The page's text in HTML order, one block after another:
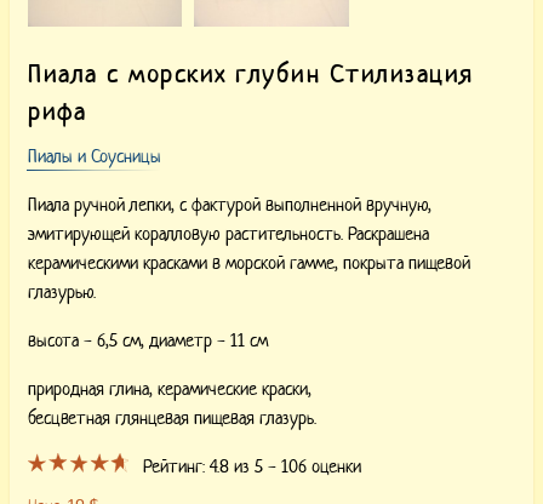
Пиала с морских глубин Стилизация
рифа
Пиалы и Соусницы
Пиала ручной лепки, с фактурой выполненной вручную,
эмитирующей коралловую растительность. Раскрашена
керамическими красками в морской гамме, покрыта пищевой
глазурью.
высота - 6,5 см, диаметр - 11 см
природная глина, керамические краски,
бесцветная глянцевая пищевая глазурь.
Рейтинг:4.8 из 5 -106 оценки